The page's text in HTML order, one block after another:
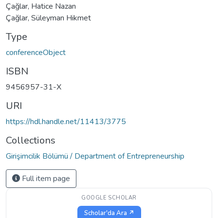
Çağlar, Hatice Nazan
Çağlar, Süleyman Hikmet
Type
conferenceObject
ISBN
9456957-31-X
URI
https://hdl.handle.net/11413/3775
Collections
Girişimcilik Bölümü / Department of Entrepreneurship
Full item page
GOOGLE SCHOLAR
Scholar'da Ara ↗